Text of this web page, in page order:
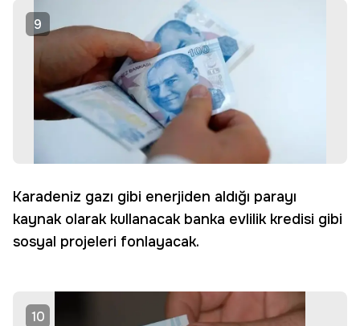
9
Karadeniz gazı gibi enerjiden aldığı parayı
kaynak olarak kullanacak banka evlilik kredisi gibi
sosyal projeleri fonlayacak.
10